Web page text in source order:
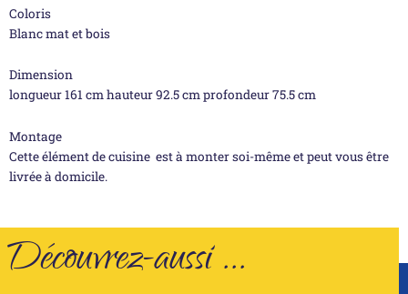
Coloris
Blanc mat et bois
Dimension
longueur 161 cm hauteur 92.5 cm profondeur 75.5 cm
Montage
Cette élément de cuisine est à monter soi-même et peut vous être
livrée à domicile.
Découvrez-aussi ...